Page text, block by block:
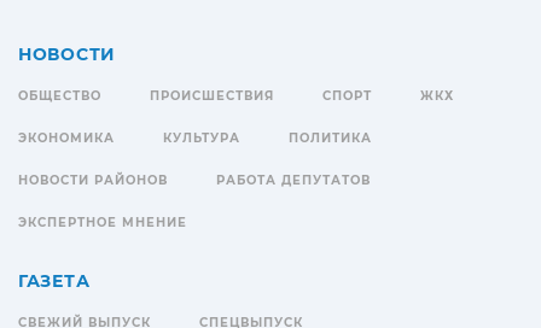
НОВОСТИ
ОБЩЕСТВО ПРОИСШЕСТВИЯ СПОРТ ЖКХ
ЭКОНОМИКА КУЛЬТУРА ПОЛИТИКА
НОВОСТИ РАЙОНОВ РАБОТА ДЕПУТАТОВ
ЭКСПЕРТНОЕ МНЕНИЕ
ГАЗЕТА
СВЕЖИЙ ВЫПУСК СПЕЦВЫПУСК